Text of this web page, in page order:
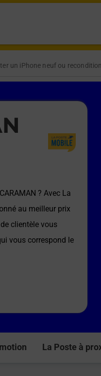
un iPhone neuf ou
? Avec La
au meilleur prix
clientèle vous
vous correspond le
La Poste à